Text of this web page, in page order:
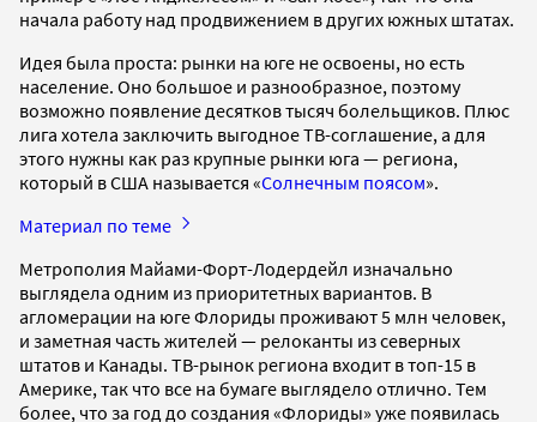
начала работу над продвижением в других южных штатах.
Идея была проста: рынки на юге не освоены, но есть
население. Оно большое и разнообразное, поэтому
возможно появление десятков тысяч болельщиков. Плюс
лига хотела заключить выгодное ТВ-соглашение, а для
этого нужны как раз крупные рынки юга — региона,
который в США называется «Солнечным поясом».
Материал по теме
Метрополия Майами-Форт-Лодердейл изначально
выглядела одним из приоритетных вариантов. В
агломерации на юге Флориды проживают 5 млн человек,
и заметная часть жителей — релоканты из северных
штатов и Канады. ТВ-рынок региона входит в топ-15 в
Америке, так что все на бумаге выглядело отлично. Тем
более, что за год до создания «Флориды» уже появилась